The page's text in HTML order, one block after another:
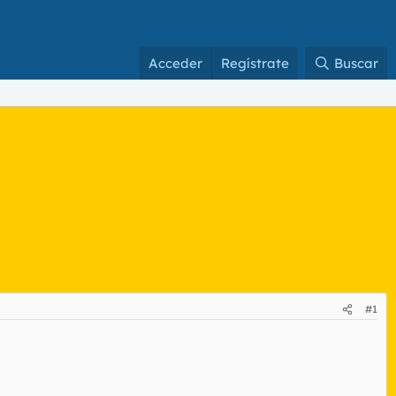
Acceder Regístrate Buscar
#1